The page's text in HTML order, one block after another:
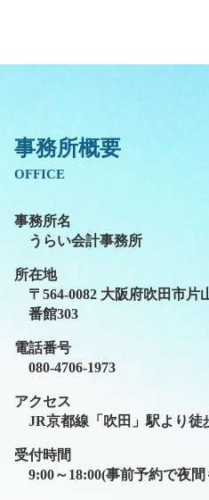
事務所概要
OFFICE
事務所名
うらい会計事務所
所在地
〒564-0082 大阪府吹田市片
番館303
電話番号
080-4706-1973
アクセス
JR京都線「吹田」駅より徒
受付時間
9:00～18:00(事前予約で夜